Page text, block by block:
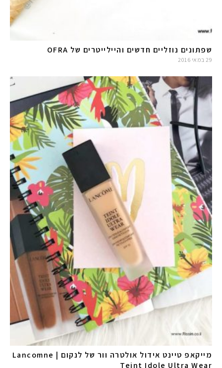
שפתונים נוזליים חדשים והיילייטרים של OFRA
29 במאי 2016
מייקאפ טיינט אידול אולטרה וור של לנקום | Lancomne
Teint Idole Ultra Wear